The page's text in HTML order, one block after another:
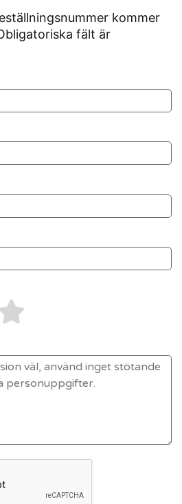
kommer
fält är